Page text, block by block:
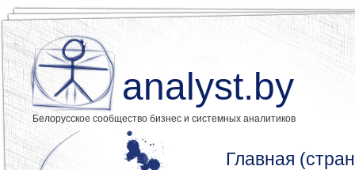
analyst.by
Белорусское сообщество бизнес и системных аналитиков
Главная